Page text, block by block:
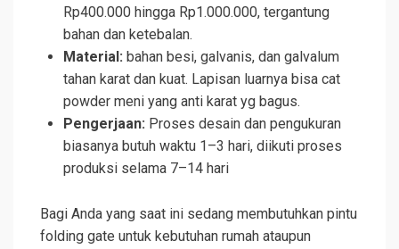
Rp400.000 hingga Rp1.000.000, tergantung
bahan dan ketebalan.
Material: bahan besi, galvanis, dan galvalum
tahan karat dan kuat. Lapisan luarnya bisa cat
powder meni yang anti karat yg bagus.
Pengerjaan: Proses desain dan pengukuran
biasanya butuh waktu 1–3 hari, diikuti proses
produksi selama 7–14 hari
Bagi Anda yang saat ini sedang membutuhkan pintu
folding gate untuk kebutuhan rumah ataupun